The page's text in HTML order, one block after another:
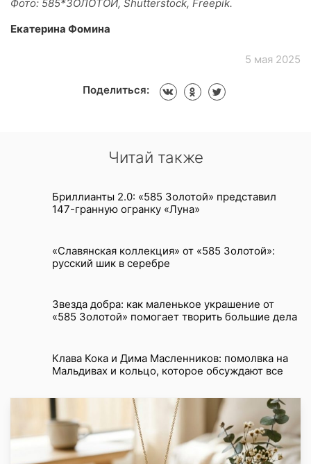
Фото: 585*ЗОЛОТОЙ, Shutterstock, Freepik.
Екатерина Фомина
5 мая 2025
Поделиться:
Читай также
Бриллианты 2.0: «585 Золотой» представил
147-гранную огранку «Луна»
«Славянская коллекция» от «585 Золотой»:
русский шик в серебре
Звезда добра: как маленькое украшение от
«585 Золотой» помогает творить большие дела
Клава Кока и Дима Масленников: помолвка на
Мальдивах и кольцо, которое обсуждают все